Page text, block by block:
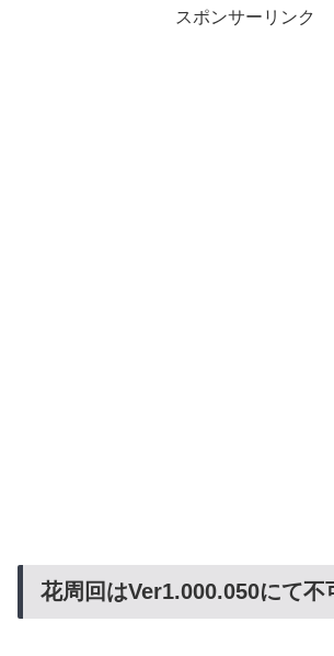
スポンサーリンク
花周回はVer1.000.050にて不